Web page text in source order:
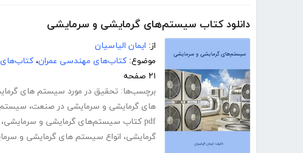
دانلود کتاب سیستم‌های گرمایشی و سرمایشی
از: ایمان الیاسیان
موضوع: کتاب‌های مهندسی عمران،
۲۱ صفحه
برچسب‌ها: تحقیق در مورد سیستم های
های گرمایشی و سرمایشی در صنعت، سیستم
pdf کتاب سیستم‌های گرمایشی و سرمایشی
،
گرمایشی، انواع سیستم های گرمایشی و